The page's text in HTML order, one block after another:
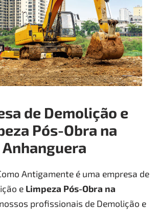
de Demolição e
Pós-Obra na
Anhanguera
Antigamente é uma empresa de
e Limpeza Pós-Obra na
nossos profissionais de Demolição e